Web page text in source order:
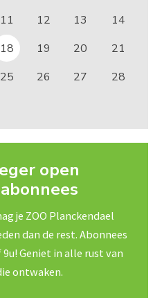
11 12 13
14
18 19 20
21
25 26 27
28
open
je ZOO Planckendael
dan de rest. Abonnees
Geniet in alle rust van
ontwaken.